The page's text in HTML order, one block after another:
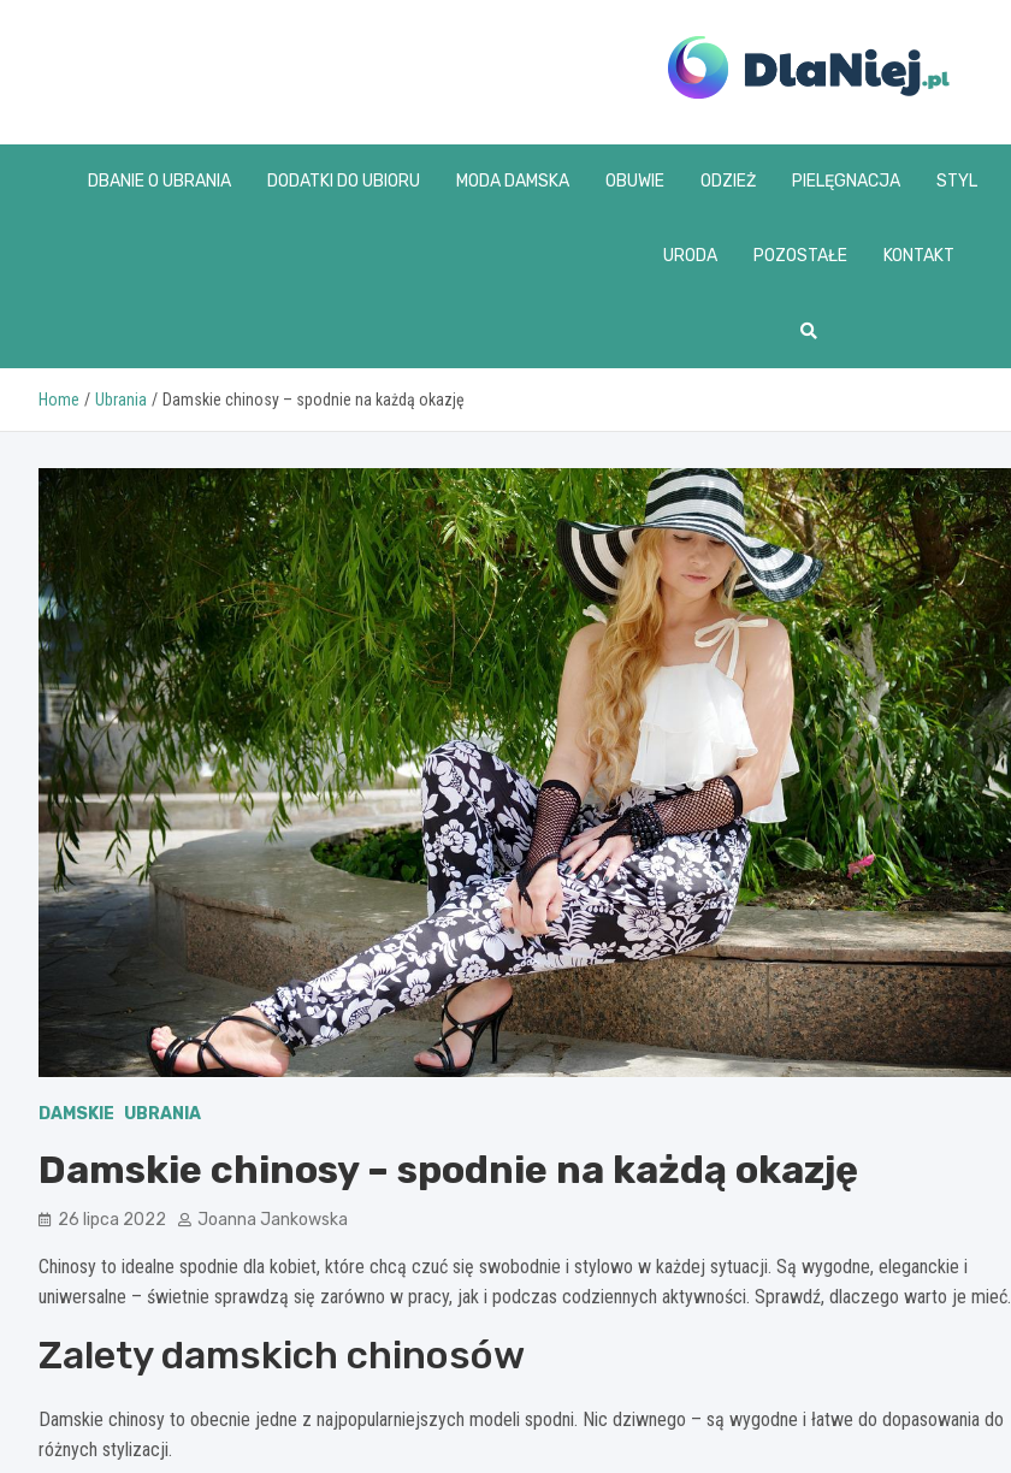
www.dlaniej.pl
DBANIE O UBRANIA DODATKI DO UBIORU MODA DAMSKA OBUWIE ODZIEŻ PIELĘGNACJA STYL
URODA POZOSTAŁE KONTAKT
Home Ubrania Damskie chinosy – spodnie na każdą okazję
DAMSKIE UBRANIA
Damskie chinosy – spodnie na każdą okazję
26 lipca 2022 Joanna Jankowska
Chinosy to idealne spodnie dla kobiet, które chcą czuć się swobodnie i stylowo w każdej sytuacji. Są wygodne, eleganckie i
uniwersalne – świetnie sprawdzą się zarówno w pracy, jak i podczas codziennych aktywności. Sprawdź, dlaczego warto je mieć.
Zalety damskich chinosów
Damskie chinosy to obecnie jedne z najpopularniejszych modeli spodni. Nic dziwnego – są wygodne i łatwe do dopasowania do
różnych stylizacji.